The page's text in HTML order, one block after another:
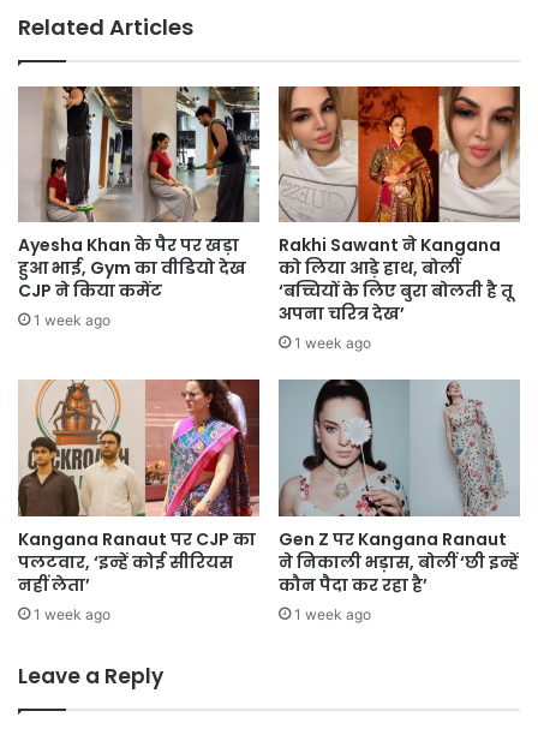
Related Articles
Ayesha Khan के पैर पर खड़ा
हुआ भाई, Gym का वीडियो देख
CJP ने किया कमेंट
1 week ago
Rakhi Sawant ने Kangana
को लिया आड़े हाथ, बोलीं
‘बच्चियों के लिए बुरा बोलती है तू
अपना चरित्र देख’
1 week ago
Kangana Ranaut पर CJP का
पलटवार, ‘इन्हें कोई सीरियस
नहीं लेता’
1 week ago
Gen Z पर Kangana Ranaut
ने निकाली भड़ास, बोलीं ‘छी इन्हें
कौन पैदा कर रहा है’
1 week ago
Leave a Reply